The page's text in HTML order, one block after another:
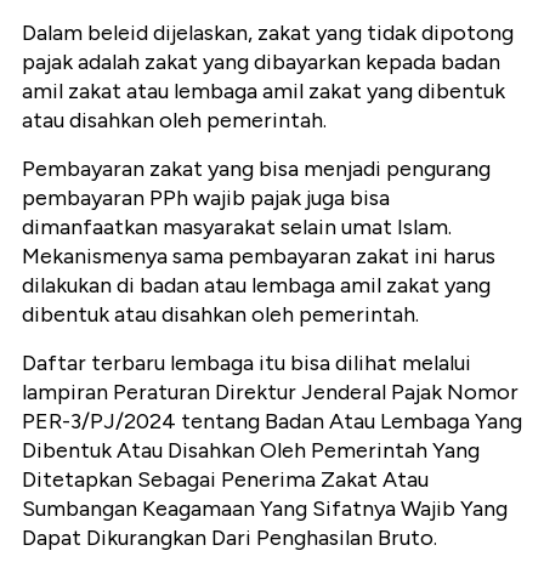
Dalam beleid dijelaskan, zakat yang tidak dipotong
pajak adalah zakat yang dibayarkan kepada badan
amil zakat atau lembaga amil zakat yang dibentuk
atau disahkan oleh pemerintah.
Pembayaran zakat yang bisa menjadi pengurang
pembayaran PPh wajib pajak juga bisa
dimanfaatkan masyarakat selain umat Islam.
Mekanismenya sama pembayaran zakat ini harus
dilakukan di badan atau lembaga amil zakat yang
dibentuk atau disahkan oleh pemerintah.
Daftar terbaru lembaga itu bisa dilihat melalui
lampiran Peraturan Direktur Jenderal Pajak Nomor
PER-3/PJ/2024 tentang Badan Atau Lembaga Yang
Dibentuk Atau Disahkan Oleh Pemerintah Yang
Ditetapkan Sebagai Penerima Zakat Atau
Sumbangan Keagamaan Yang Sifatnya Wajib Yang
Dapat Dikurangkan Dari Penghasilan Bruto.